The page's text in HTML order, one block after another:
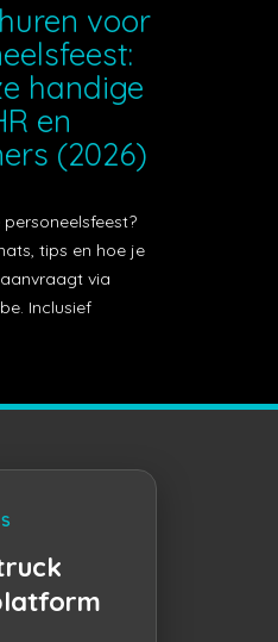
voor
handige
en
(2026)
tips en hoe je
via
Inclusief